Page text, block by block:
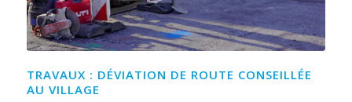
TRAVAUX : DÉVIATION DE ROUTE CONSEILLÉE
AU VILLAGE